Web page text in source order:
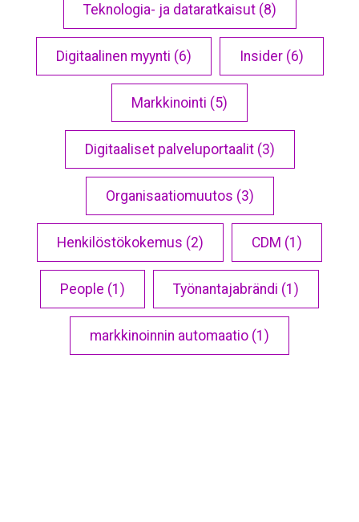
Teknologia- ja dataratkaisut (8)
Digitaalinen myynti (6) Insider (6)
Markkinointi (5)
Digitaaliset palveluportaalit (3)
Organisaatiomuutos (3)
Henkilöstökokemus (2) CDM (1)
People (1) Työnantajabrändi (1)
markkinoinnin automaatio (1)